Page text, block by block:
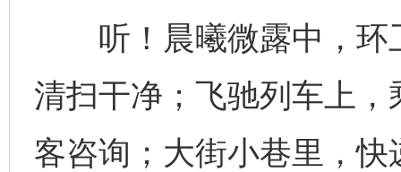
听！晨曦微露中，环
清扫干净；飞驰列车上
客咨询；大街小巷里，